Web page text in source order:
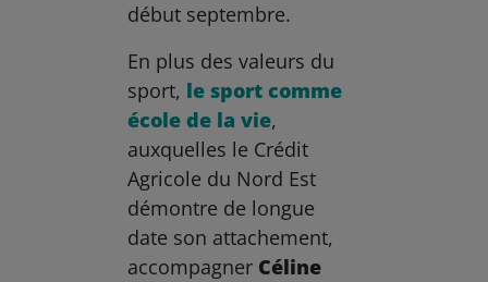
début septembre.
En plus des valeurs du
sport, le sport comme
école de la vie,
auxquelles le Crédit
Agricole du Nord Est
démontre de longue
date son attachement,
accompagner Céline